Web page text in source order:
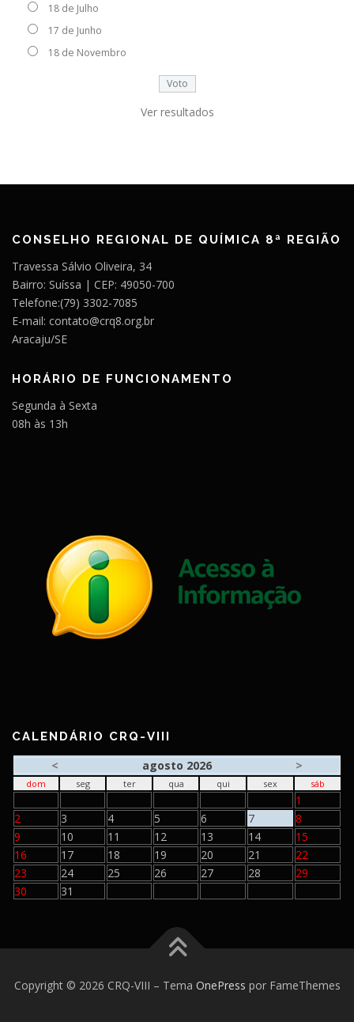
18 de Julho
17 de Junho
18 de Novembro
Ver resultados
CONSELHO REGIONAL DE QUÍMICA 8ª REGIÃO
Travessa Sálvio Oliveira, 34
Bairro: Suíssa | CEP: 49050-700
Telefone:(79) 3302-7085
E-mail: contato@crq8.org.br
Aracaju/SE
HORÁRIO DE FUNCIONAMENTO
Segunda à Sexta
08h às 13h
CALENDÁRIO CRQ-VIII
< agosto 2026 >
dom seg ter qua qui sex sáb
1
2
3 4 5 6 7
8
9
10 11 12 13 14
15
16
17 18 19 20 21
22
23
24 25 26 27 28
29
30
31
Copyright © 2026 CRQ-VIII – Tema OnePress por FameThemes